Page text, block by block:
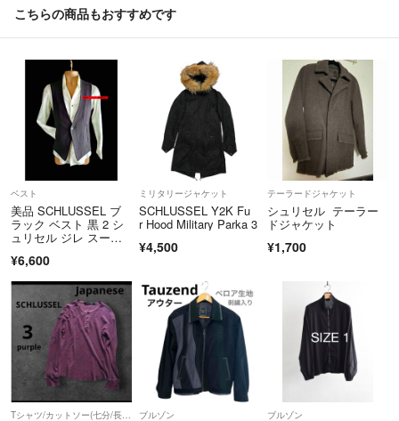
こちらの商品もおすすめです
ベスト
美品 SCHLUSSEL ブ
ラック ベスト 黒 2 シ
ュリセル ジレ スー
¥6,600
ミリタリージャケット
SCHLUSSEL Y2K Fu
r Hood Military Parka 3
¥4,500
テーラードジャケット
シュリセル テーラー
ドジャケット
¥1,700
ブルゾン ブルゾン